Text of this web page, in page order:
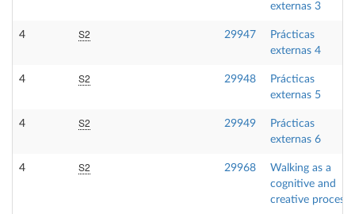
externas 3
4 S2 29947
Prácticas
externas 4
4 S2 29948
Prácticas
externas 5
4 S2 29949
Prácticas
externas 6
4 S2 29968
Walking as a
cognitive and
creative process